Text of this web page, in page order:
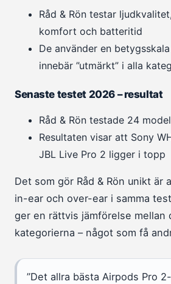
Råd & Rön testar
komfort och batteritid
De använder en
innebär ”utmärkt” i alla
Senaste testet 2026 – resultat
Råd & Rön testade 24
Resultaten visar att Sony
JBL Live Pro 2 ligger i topp
Det som gör Råd & Rön unikt är
in-ear och over-ear i samma
ger en rättvis jämförelse mellan
kategorierna – något som få
”Det allra bästa Airpods Pro